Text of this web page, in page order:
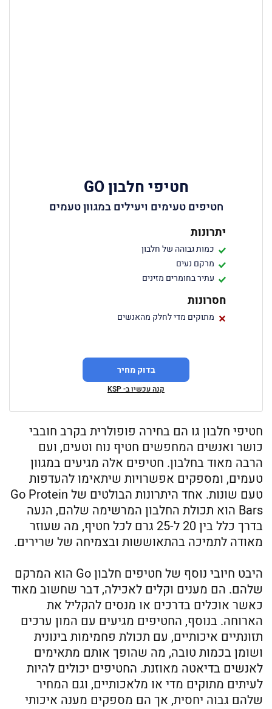
חטיפי חלבון GO
חטיפים טעימים ויעילים במגוון טעמים
יתרונות
כמות גבוהה של חלבון
מרקם נעים
עתיר בחומרים מזינים
חסרונות
מתוקים מדי לחלק מהאנשים
בדוק מחיר
קנה עכשיו ב- KSP
חטיפי חלבון גו הם בחירה פופולרית בקרב חובבי
כושר ואנשים המחפשים חטיף נוח וטעים, ועם
הרבה מאוד בחלבון. חטיפים אלה מגיעים במגוון
טעמים, ומספקים אפשרויות שיתאימו להעדפות
טעם שונות. אחד היתרונות הבולטים של Go Protein
Bars הוא תכולת החלבון המרשימה שלהם, הנעה
בדרך כלל בין 20 ל-25 גרם לכל חטיף, מה שעוזר
מאודה לתמיכה בהתאוששות ובצמיחה של שרירים.
היבט חיובי נוסף של חטיפים חלבון Go הוא המרקם
שלהם. הם מענים וקלים לאכילה, דבר שחשוב מאוד
כאשר אוכלים בדרכים או מנסים להקליל את
הארוחה. בנוסף, החטיפים מגיעים עם המון ערכים
תזונתיים איכותיים, עם תכולת פחמימות בינונית
ושומן בכמות טובה, מה שהופך אותם מתאימים
לאנשים בדיאטה מאוזנת. החטיפים יכולים להיות
לעיתים מתוקים מדי או מלאכותיים, וגם המחיר
שלהם גבוה יחסית, אך הם מספקים מענה איכותי